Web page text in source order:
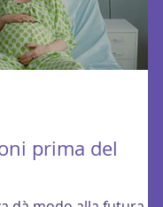
prima del